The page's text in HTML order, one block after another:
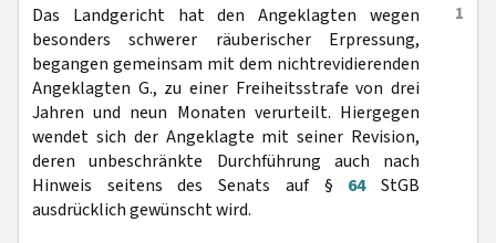
1
Das Landgericht hat den Angeklagten wegen
besonders schwerer räuberischer Erpressung,
begangen gemeinsam mit dem nichtrevidierenden
Angeklagten G., zu einer Freiheitsstrafe von drei
Jahren und neun Monaten verurteilt. Hiergegen
wendet sich der Angeklagte mit seiner Revision,
deren unbeschränkte Durchführung auch nach
Hinweis seitens des Senats auf § 64StGB
ausdrücklich gewünscht wird.